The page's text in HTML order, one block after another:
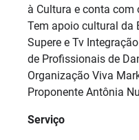
à Cultura e conta com
Tem apoio cultural da
Supere e Tv
de Profissionais de
Organização Viva
Proponente Antônia
Serviço